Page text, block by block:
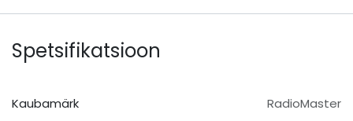
Spetsifikatsioon
Kaubamärk RadioMaster